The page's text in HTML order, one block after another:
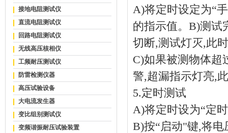
接地电阻测试仪
直流电阻测试仪
回路电阻测试仪
无线高压核相仪
工频耐压测试仪
防雷检测仪器
高压试验设备
大电流发生器
变比组别测试仪
变频谐振耐压试验装置
A)将定时设定为“
的指示值。B)测试
切断,测试灯灭,此
C)如果被测物体超
警,超漏指示灯亮,
5.定时测试
A)将定时设为“定
B)按“启动"键,将